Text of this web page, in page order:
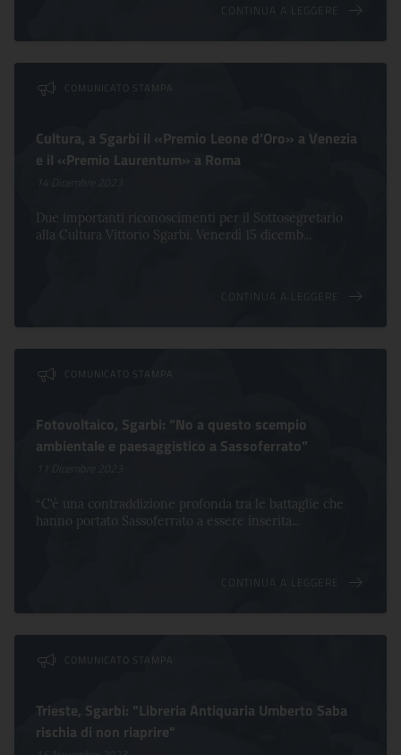
CONTINUA A LEGGERE
COMUNICATO STAMPA
Cultura, a Sgarbi il «Premio Leone d’Oro» a Venezia
e il «Premio Laurentum» a Roma
Due importanti riconoscimenti per il Sottosegretario
alla Cultura Vittorio Sgarbi. Venerdì 15 dicemb...
CONTINUA A LEGGERE
COMUNICATO STAMPA
Fotovoltaico, Sgarbi: “No a questo scempio
ambientale e paesaggistico a Sassoferrato”
“C’è una contraddizione profonda tra le battaglie che
hanno portato Sassoferrato a essere inserita...
CONTINUA A LEGGERE
COMUNICATO STAMPA
Trieste, Sgarbi: "Libreria Antiquaria Umberto Saba
rischia di non riaprire"